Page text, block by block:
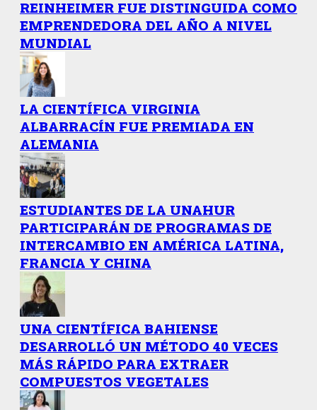
REINHEIMER FUE DISTINGUIDA COMO
EMPRENDEDORA DEL AÑO A NIVEL
MUNDIAL
LA CIENTÍFICA VIRGINIA
ALBARRACÍN FUE PREMIADA EN
ALEMANIA
ESTUDIANTES DE LA UNAHUR
PARTICIPARÁN DE PROGRAMAS DE
INTERCAMBIO EN AMÉRICA LATINA,
FRANCIA Y CHINA
UNA CIENTÍFICA BAHIENSE
DESARROLLÓ UN MÉTODO 40 VECES
MÁS RÁPIDO PARA EXTRAER
COMPUESTOS VEGETALES